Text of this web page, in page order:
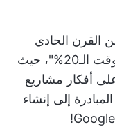
القرن الحادي
والعشرين، قدمت Google مبادرة "وقت الـ20%"، حيث
أفكار مشاريع
إلى إنشاء